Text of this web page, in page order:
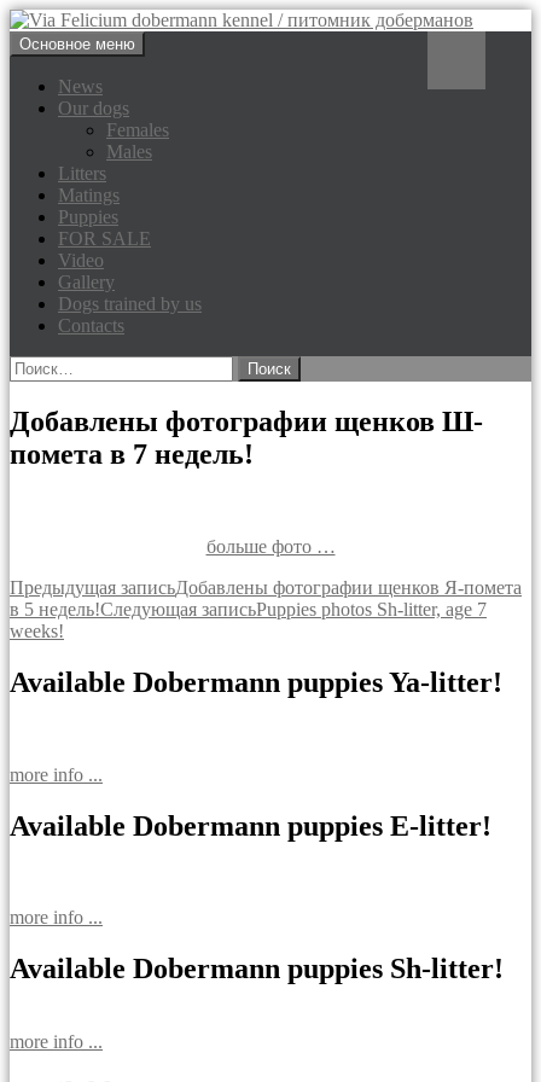
Via Felicium dobermann
kennel / питомник доберманов
Основное меню
к
News
Our dogs
Females
Males
Litters
Matings
Puppies
FOR SALE
Video
Gallery
Dogs trained by us
Contacts
Найти:
Добавлены фотографии щенков Ш-
помета в 7 недель!
больше фото …
Навигация
по
Предыдущая записьДобавлены фотографии щенков Я-помета
в 5 недель!Следующая записьPuppies photos Sh-litter, age 7
weeks!
Available Dobermann puppies Ya-litter!
more info ...
Available Dobermann puppies E-litter!
more info ...
Available Dobermann puppies Sh-litter!
more info ...